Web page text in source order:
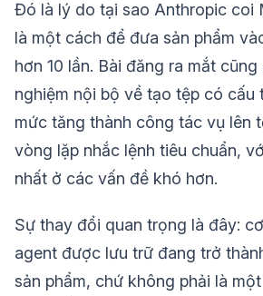
Đó là lý do tại sao Anthropic coi
là một cách để đưa sản phẩm
hơn 10 lần. Bài đăng ra mắt
nghiệm nội bộ về tạo tệp có cấu
mức tăng thành công tác vụ lên
vòng lặp nhắc lệnh tiêu chuẩn,
nhất ở các vấn đề khó hơn.
Sự thay đổi quan trọng là đây:
agent được lưu trữ đang trở
sản phẩm, chứ không phải là